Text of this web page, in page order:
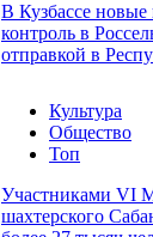
В Кузбассе
контроль в
отправкой в
Культура
Общество
Топ
Участниками VI
шахтерского